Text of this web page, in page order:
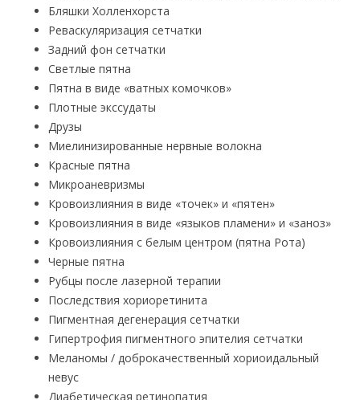
Бляшки Холленхорста
Реваскуляризация сетчатки
Задний фон сетчатки
Светлые пятна
Пятна в виде «ватных комочков»
Плотные экссудаты
Друзы
Миелинизированные нервные волокна
Красные пятна
Микроаневризмы
Кровоизлияния в виде «точек» и «пятен»
Кровоизлияния в виде «языков пламени» и «заноз»
Кровоизлияния с белым центром (пятна Рота)
Черные пятна
Рубцы после лазерной терапии
Последствия хориоретинита
Пигментная дегенерация сетчатки
Гипертрофия пигментного эпителия сетчатки
Меланомы / доброкачественный хориоидальный
невус
Диабетическая ретинопатия